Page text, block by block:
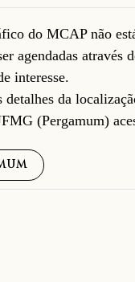
do MCAP não
agendadas
interesse.
da
(Pergamum)